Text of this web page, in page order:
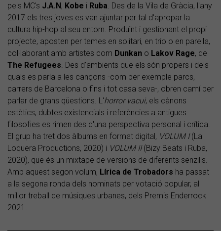
pels MC's J.A.N, Kobe i Ruba . Des de la Vila de Gràcia, l'any
2017 els tres joves es van ajuntar per tal d'apropar la
cultura hip-hop al seu entorn. Produïnt i gestionant el propi
projecte, aposten per temes en solitari, en trio o en parella,
col·laborant amb artistes com Dunkan o Lakov Rage, de
The Refugees . Des d'ambients que els són propers i dels
quals es parla a les cançons -com per exemple parcs,
carrers de Barcelona o fins i tot casa seva-, obren camí per
parlar de grans qüestions. L'horror vacui, els cànons
estètics, dubtes existencials i referències a antigues
filosofies es rimen des d'una perspectiva personal i crítica.
El grup ha tret dos àlbums en format digital, VOLUM I(La
Loquera Productions, 2020) i VOLUM II(Bizy Beats i Ruba,
2020), que és un mixtape de versions de diferents senzills.
Amb aquest segon volum, Lírica de Trobadors ha passat
a la segona ronda dels nominats per votació popular, al
millor treball de músiques urbanes, dels Premis Enderrock
2021.